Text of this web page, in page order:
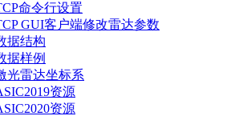
命令行设置
GUI客户端修改雷达参数
据结构
据样例
光雷达坐标系
资源
资源